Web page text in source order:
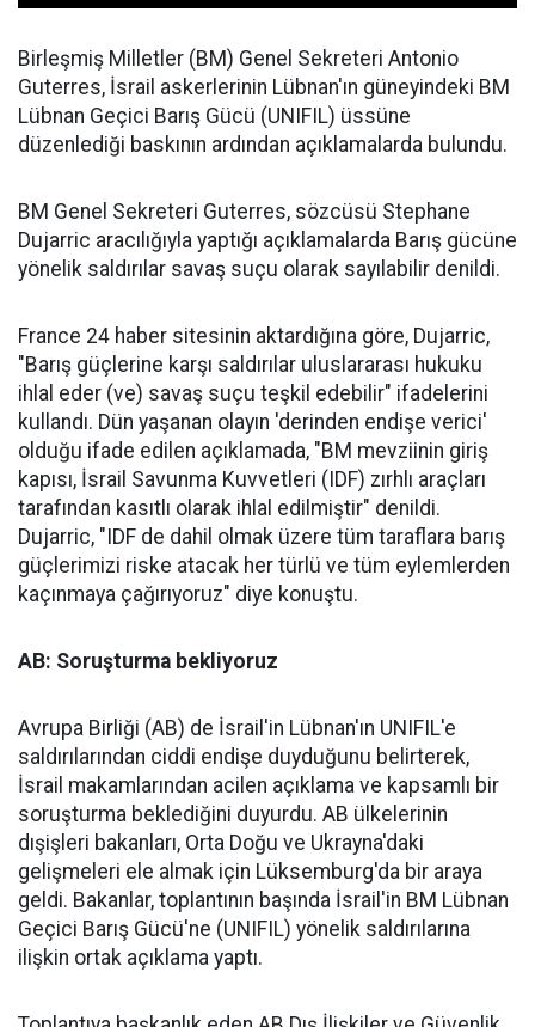
Birleşmiş Milletler (BM) Genel Sekreteri Antonio
Guterres, İsrail askerlerinin Lübnan'ın güneyindeki BM
Lübnan Geçici Barış Gücü (UNIFIL) üssüne
düzenlediği baskının ardından açıklamalarda bulundu.
BM Genel Sekreteri Guterres, sözcüsü Stephane
Dujarric aracılığıyla yaptığı açıklamalarda Barış gücüne
yönelik saldırılar savaş suçu olarak sayılabilir denildi.
France 24 haber sitesinin aktardığına göre, Dujarric,
"Barış güçlerine karşı saldırılar uluslararası hukuku
ihlal eder (ve) savaş suçu teşkil edebilir" ifadelerini
kullandı. Dün yaşanan olayın 'derinden endişe verici'
olduğu ifade edilen açıklamada, "BM mevziinin giriş
kapısı, İsrail Savunma Kuvvetleri (IDF) zırhlı araçları
tarafından kasıtlı olarak ihlal edilmiştir" denildi.
Dujarric, "IDF de dahil olmak üzere tüm taraflara barış
güçlerimizi riske atacak her türlü ve tüm eylemlerden
kaçınmaya çağırıyoruz" diye konuştu.
AB: Soruşturma bekliyoruz
Avrupa Birliği (AB) de İsrail'in Lübnan'ın UNIFIL'e
saldırılarından ciddi endişe duyduğunu belirterek,
İsrail makamlarından acilen açıklama ve kapsamlı bir
soruşturma beklediğini duyurdu. AB ülkelerinin
dışişleri bakanları, Orta Doğu ve Ukrayna'daki
gelişmeleri ele almak için Lüksemburg'da bir araya
geldi. Bakanlar, toplantının başında İsrail'in BM Lübnan
Geçici Barış Gücü'ne (UNIFIL) yönelik saldırılarına
ilişkin ortak açıklama yaptı.